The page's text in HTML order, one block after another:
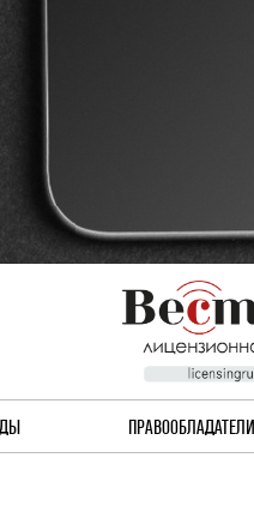
ПРАВООБЛАДАТЕЛИ